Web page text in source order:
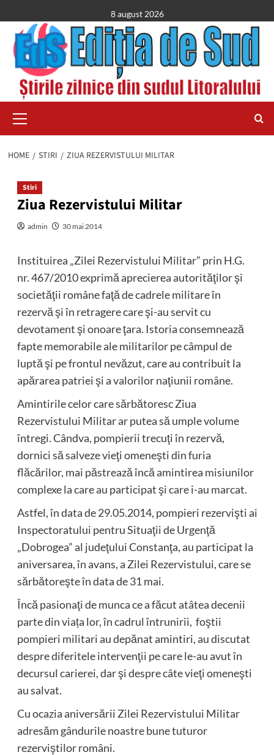
to
content
8 august 2026
Menu
HOME STIRI ZIUA REZERVISTULUI MILITAR
Stiri
Ziua Rezervistului Militar
admin 30 mai 2014
Instituirea „Zilei Rezervistului Militar” prin H.G.
nr. 467/2010 exprimă aprecierea autorităţilor şi
societăţii române faţă de cadrele militare în
rezervă şi în retragere care şi-au servit cu
devotament şi onoare ţara. Istoria consemnează
fapte memorabile ale militarilor pe câmpul de
luptă şi pe frontul nevăzut, care au contribuit la
apărarea patriei şi a valorilor naţiunii române.
Amintirile celor care sărbătoresc Ziua
Rezervistului Militar ar putea să umple volume
întregi. Cândva, pompierii trecuţi în rezervă,
dornici să salveze vieţi omeneşti din furia
flăcărilor, mai păstrează încă amintirea misiunilor
complexe la care au participat şi care i-au marcat.
Astfel, în data de 29.05.2014, pompieri rezervişti ai
Inspectoratului pentru Situaţii de Urgenţă
„Dobrogea” al judeţului Constanţa, au participat la
aniversarea, în avans, a Zilei Rezervistului, care se
sărbătoreşte în data de 31 mai.
Încă pasionaţi de munca ce a făcut atâtea decenii
parte din viața lor, în cadrul întrunirii, foştii
pompieri militari au depănat amintiri, au discutat
despre diferitele intervenţii pe care le-au avut în
decursul carierei, dar şi despre câte vieţi omeneşti
au salvat.
Cu ocazia aniversării Zilei Rezervistului Militar
adresăm gândurile noastre bune tuturor
rezerviştilor români.